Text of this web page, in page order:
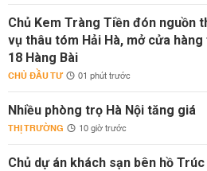
Chủ Kem Tràng Tiền đón nguồn
vụ thâu tóm Hải Hà, mở cửa
18 Hàng Bài
CHỦ ĐẦU TƯ 01 phút trước
Nhiều phòng trọ Hà Nội tăng giá
THỊ TRƯỜNG 10 giờ trước
Chủ dự án khách sạn bên hồ